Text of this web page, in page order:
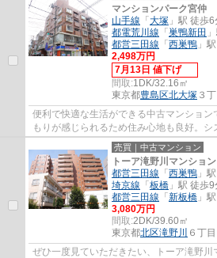
マンションパーク宮仲
山手線 「 大塚 」駅 徒歩6
都電荒川線 「 巣鴨新田
都営三田線 「 西巣鴨 」
2,498万円
7月13日 値下げ
間取:1DK/32.16㎡
東京都豊島区北大塚 ３
便利で快適な生活ができる中古マンション
もりが感じられるため住み心地も良好。
れにくいのでご好評です。お湯を温め直せ
売買｜中古マンション
トーア滝野川マンション
都営三田線 「 西巣鴨 」
埼京線 「 板橋 」駅 徒歩9
都営三田線 「 新板橋 」
3,080万円
間取:2DK/39.60㎡
東京都北区滝野川 ６丁
ぜひ一度見ていただきたい、トーア滝野